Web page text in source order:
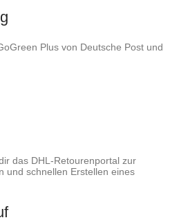
Plus von Deutsche Post und
das DHL-Retourenportal zur
und schnellen Erstellen eines